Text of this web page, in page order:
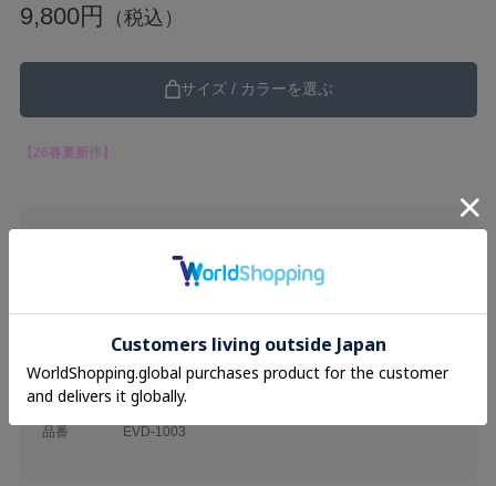
9,800円
（税込）
サイズ / カラーを選ぶ
【26春夏新作】
Pants
表地 綿71% ポリエステル27% ポリウレタン2%
品名 フレアデニム
品番 EVD-1003